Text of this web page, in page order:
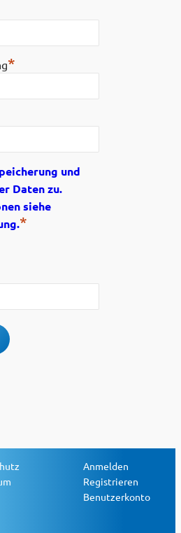
*
und
Daten zu.
siehe
*
Anmelden
Registrieren
Benutzerkonto